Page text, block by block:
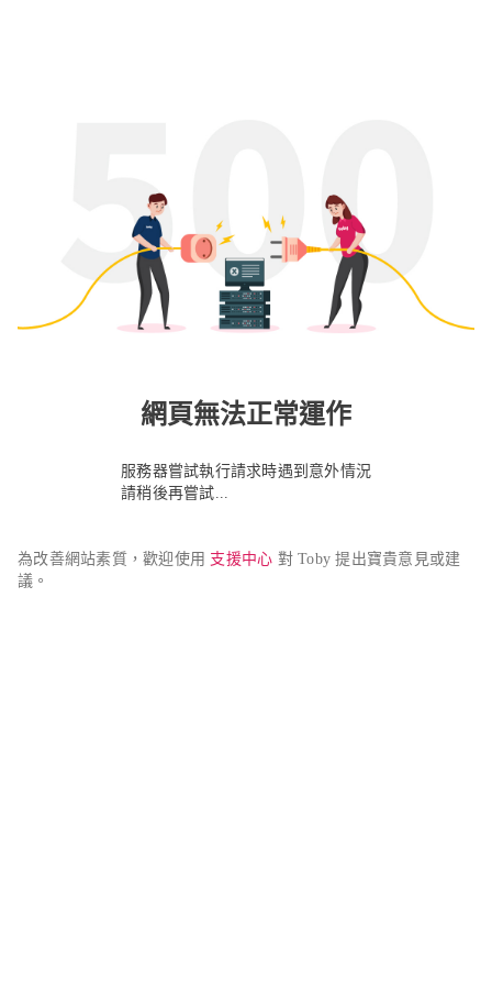
網頁無法正常運作
服務器嘗試執行請求時遇到意外情況
請稍後再嘗試...
為改善網站素質，歡迎使用 支援中心 對 Toby 提出寶貴意見或建
議。